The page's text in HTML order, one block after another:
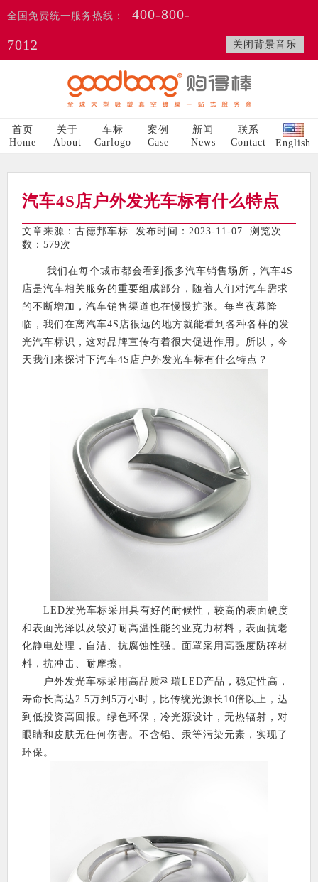
关闭背景音乐
全国免费统一服务热线：
400-800-
7012
首页
Home
关于
About
车标
Carlogo
案例
Case
新闻
News
联系
Contact
English
汽车4S店户外发光车标有什么特点
文章来源：古德邦车标 发布时间：2023-11-07 浏览次
数： 579次
我们在每个城市都会看到很多汽车销售场所，汽车4S
店是汽车相关服务的重要组成部分，随着人们对汽车需求
的不断增加，汽车销售渠道也在慢慢扩张。每当夜幕降
临，我们在离汽车4S店很远的地方就能看到各种各样的发
光汽车标识，这对品牌宣传有着很大促进作用。所以，今
天我们来探讨下汽车4S店户外发光车标有什么特点？
LED发光车标采用具有好的耐候性，较高的表面硬度
和表面光泽以及较好耐高温性能的亚克力材料，表面抗老
化静电处理，自洁、抗腐蚀性强。面罩采用高强度防碎材
料，抗冲击、耐摩擦。
户外发光车标采用高品质科瑞LED产品，稳定性高，
寿命长高达2.5万到5万小时，比传统光源长10倍以上，达
到低投资高回报。绿色环保，冷光源设计，无热辐射，对
眼睛和皮肤无任何伤害。不含铅、汞等污染元素，实现了
环保。